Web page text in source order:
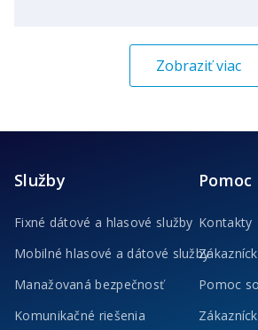
Zobraziť viac
Služby
Fixné dátové a hlasové služby
Mobilné hlasové a dátové služby
Manažovaná bezpečnosť
Komunikačné riešenia
Kontakty
Pomoc